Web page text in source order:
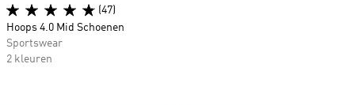
(47)
Hoops 4.0 Mid Schoenen
Sportswear
2 kleuren